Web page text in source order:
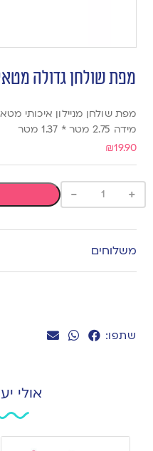
שתפו:
מפת שולחן גדולה
מפת שולחן מניילון איכותי
מידה 2.75 מטר * 1.37 מטר
₪19.90
+
-
משלוחים
אולי